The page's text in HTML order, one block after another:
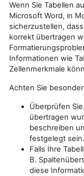
Wenn Sie Tabellen
Microsoft Word, in
sicherzustellen,
korrekt übertragen
Informationen wie
Zellenmerkmale
Achten Sie
Überprüfen
übertragen
beschreiben
festgelegt sein.
Falls Ihre
B.
diese